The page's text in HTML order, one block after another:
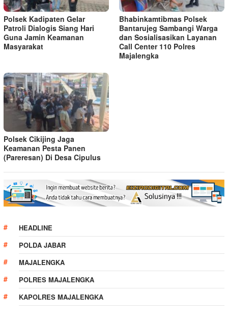
Polsek Kadipaten Gelar
Patroli Dialogis Siang Hari
Guna Jamin Keamanan
Masyarakat
Bhabinkamtibmas Polsek
Bantarujeg Sambangi Warga
dan Sosialisasikan Layanan
Call Center 110 Polres
Majalengka
Polsek Cikijing Jaga
Keamanan Pesta Panen
(Pareresan) Di Desa Cipulus
HEADLINE
POLDA JABAR
MAJALENGKA
POLRES MAJALENGKA
KAPOLRES MAJALENGKA